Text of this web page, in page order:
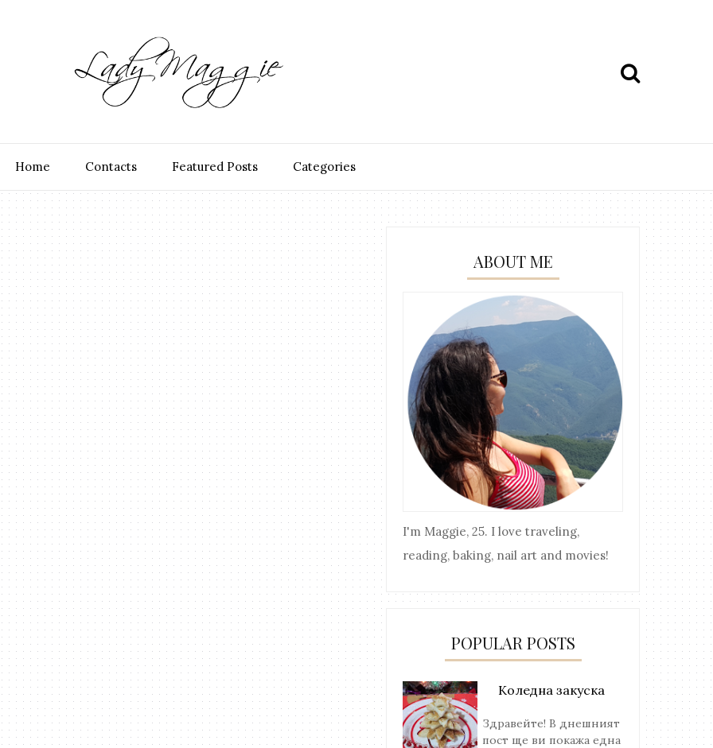
Home Contacts Featured Posts Categories
ABOUT ME
I'm Maggie, 25. I love traveling,
reading, baking, nail art and movies!
POPULAR POSTS
Коледна закуска
Здравейте! В днешният
пост ще ви покажа една